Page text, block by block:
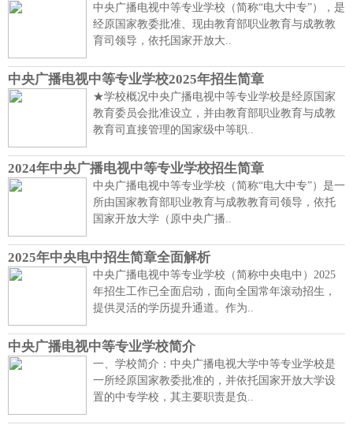
中央广播电视中等专业学校（简称“电大中专”），是
经原国家教委批准、现由教育部职业教育与成教教
育司领导，依托国家开放大..
中央广播电视中等专业学校2025年招生简章
★学校概况中央广播电视中等专业学校是经原国家
教育委员会批准设立，并由教育部职业教育与成教
教育司直接管理的国家级中等职..
2024年中央广播电视中等专业学校招生简章
中央广播电视中等专业学校（简称“电大中专”）是一
所由国家教育部职业教育与成教教育司领导，依托
国家开放大学（原中央广播..
2025年中央电中招生简章全面解析
中央广播电视中等专业学校（简称中央电中）2025
年招生工作已全面启动，面向全国常年滚动招生，
提供灵活的学历提升通道。作为..
中央广播电视中等专业学校简介
一、学校简介：中央广播电视大学中等专业学校是
一所经原国家教委批准的，并依托国家开放大学设
置的中专学校，其主要职责是负..